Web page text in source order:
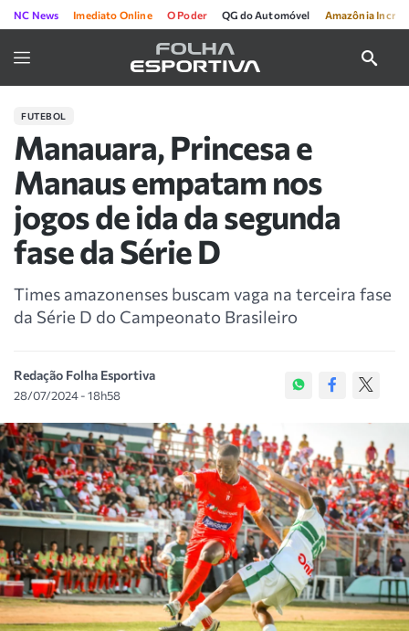
NC News Imediato Online O Poder QG do Automóvel Amazônia
FUTEBOL
Manauara, Princesa e
Manaus empatam nos
jogos de ida da segunda
fase da Série D
Times amazonenses buscam vaga na terceira fase
da Série D do Campeonato Brasileiro
Redação Folha Esportiva
28/07/2024 - 18h58